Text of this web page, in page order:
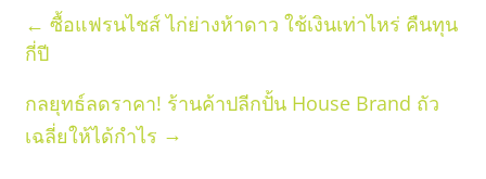
← ซื้อแฟรนไชส์ ไก่ย่างห้าดาว ใช้เงินเท่าไหร่ คืนทุน
กี่ปี
กลยุทธ์ลดราคา! ร้านค้าปลีกปั้น House Brand ถัว
เฉลี่ยให้ได้กำไร →